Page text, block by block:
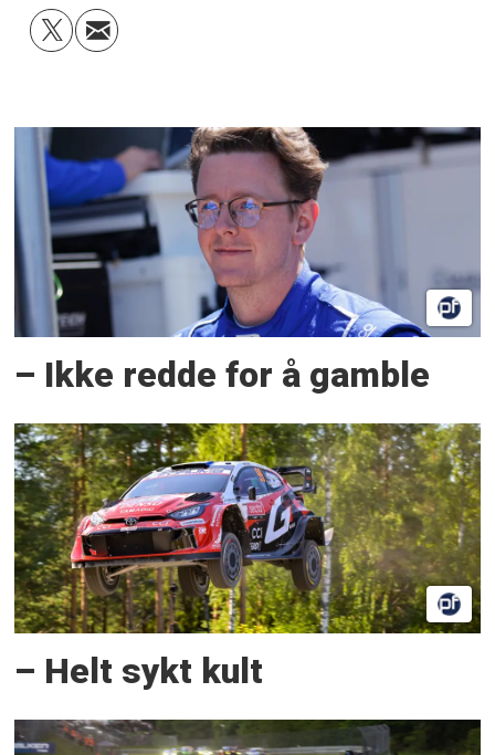
– Ikke redde for å gamble
– Helt sykt kult